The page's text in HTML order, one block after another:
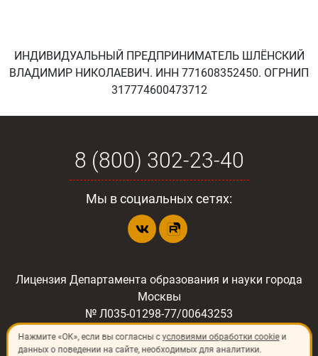
ИНДИВИДУАЛЬНЫЙ ПРЕДПРИНИМАТЕЛЬ ШЛЁНСКИЙ
ВЛАДИМИР НИКОЛАЕВИЧ. ИНН 771608352450. ОГРНИП
317774600473712
8 (800) 302-23-40
Мы в социальных сетях:
Лицензия Департамента образования и науки города
Москвы
№ Л035-01298-77/00643253
Нажмите «ОК», если вы согласны сусловиями обработки cookieи
данных о поведении на сайте, необходимых для аналитики.